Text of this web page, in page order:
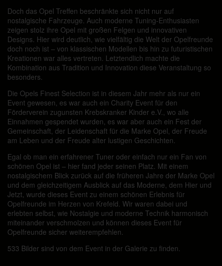
Doch das Opel Treffen beschränkte sich nicht nur auf
nostalgische Fahrzeuge. Auch moderne Tuning-Enthusiasten
zeigen stolz ihre Opel mit großen Felgen und innovativen
Designs. Hier wird deutlich, wie vielfältig die Welt der Opelfreunde
doch noch ist – von klassischen Modellen bis hin zu futuristischen
Kreationen war alles vertreten. Letztendlich machte die
Kombination aus Tradition und Innovation diese Veranstaltung so
besonders.
Die Opels Finest Selection ist in diesem Jahr mehr als nur ein
Event gewesen, es war auch ein Charity Event für den
Förderverein zugunsten Krebskranker Kinder e.V., wo alle
Einnahmen gespendet wurden, es war aber auch ein Fest der
Gemeinschaft, der Leidenschaft für die Marke Opel, der Freude
am Leben und der Freude alter lustigen Geschichten.
Egal ob man ein erfahrener Tuner oder einfach nur ein Fan von
schönen Opel ist – hier fand jeder seinen Platz. Mit einem
nostalgischem Blick zurück auf die früheren Jahre der Marke Opel
und dem gleichzeitigem Ausblick auf das Moderne, dem Hier und
Jetzt, wurde dieses Event zu einem schönen Erlebnis für
Opelfreunde im Herzen von Krefeld. Wir waren dabei und
erlebten selbst, wie Nostalgie und moderne Technik harmonisch
miteinander verschmolzen und können dieses Event für
Opelfreunde sicher weiterempfehlen.
533 Bilder sind von dem Event in der Galerie zu finden.